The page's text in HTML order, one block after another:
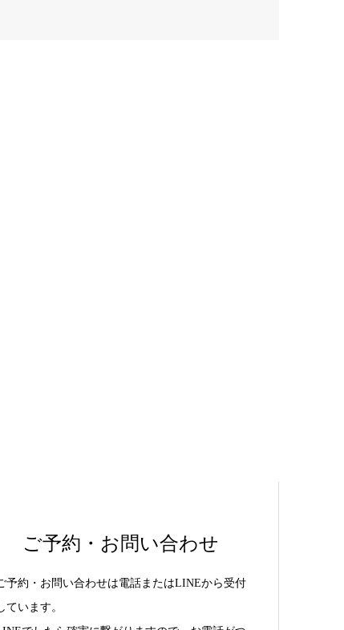
ご予約・お問い合わせ
予約・お問い合わせは電話またはLINEから受付
ています。